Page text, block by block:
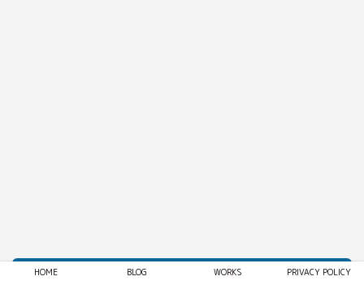
まとめ
HOME BLOG WORKS PRIVACY POLICY